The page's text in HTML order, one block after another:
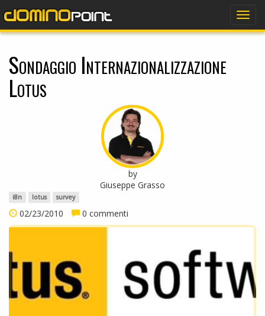
Sondaggio Internazionalizzazione
Lotus
by
Giuseppe Grasso
i8n lotus survey
02/23/2010 0 commenti